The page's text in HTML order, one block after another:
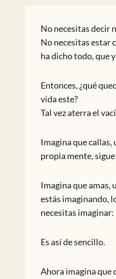
No necesitas decir
No necesitas estar
ha dicho todo, que
Entonces, ¿qué
vida este?
Tal vez aterra el
Imagina que callas,
propia mente,
Imagina que amas,
estás imaginando,
necesitas
Es así de sencillo.
Ahora imagina que